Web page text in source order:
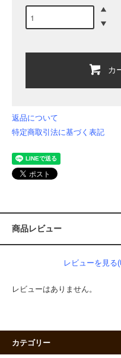
カ
返品について
特定商取引法に基づく表記
商品レビュー
レビューを見る
レビューはありません。
カテゴリー